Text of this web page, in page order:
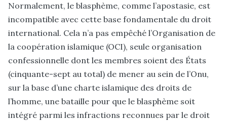
Normalement, le blasphème, comme l’apostasie, est
incompatible avec cette base fondamentale du droit
international. Cela n’a pas empêché l’Organisation de
la coopération islamique (OCI), seule organisation
confessionnelle dont les membres soient des États
(cinquante-sept au total) de mener au sein de l’Onu,
sur la base d’une charte islamique des droits de
l’homme, une bataille pour que le blasphème soit
intégré parmi les infractions reconnues par le droit